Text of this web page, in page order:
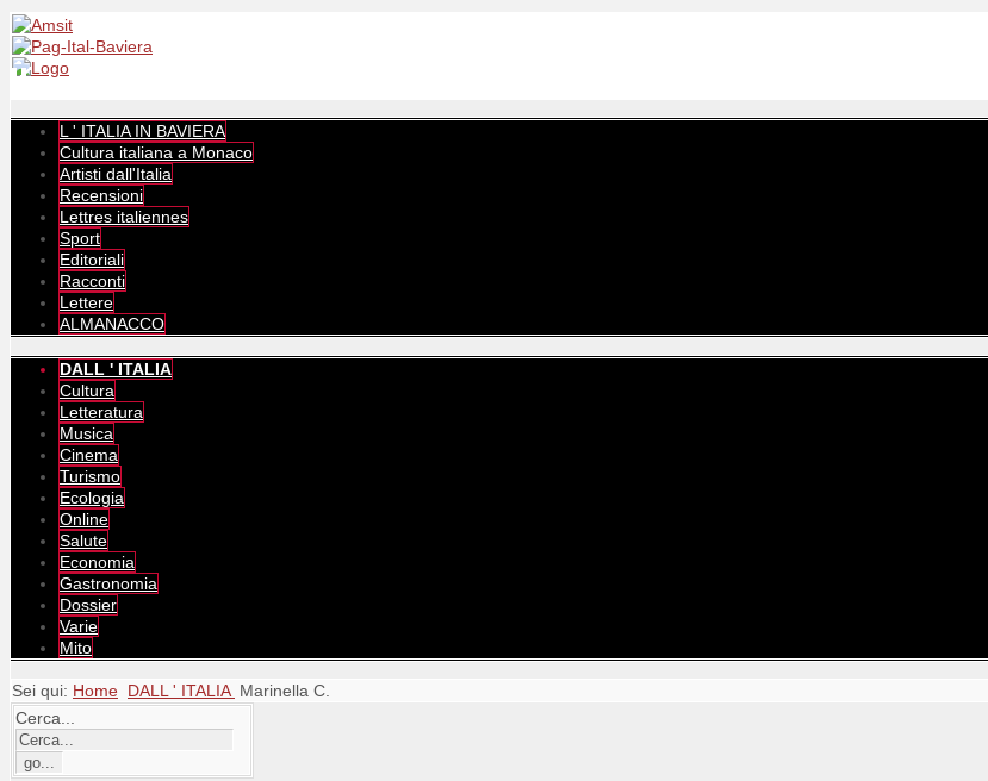
L ' ITALIA IN BAVIERA
Cultura italiana a Monaco
Artisti dall'Italia
Recensioni
Lettres italiennes
Sport
Editoriali
Racconti
Lettere
ALMANACCO
DALL ' ITALIA
Cultura
Letteratura
Musica
Cinema
Turismo
Ecologia
Online
Salute
Economia
Gastronomia
Dossier
Varie
Mito
Sei qui: Home DALL ' ITALIA Marinella C.
Cerca...